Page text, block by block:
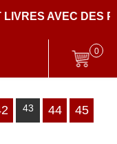
DES PARTIES
0
43 44
45